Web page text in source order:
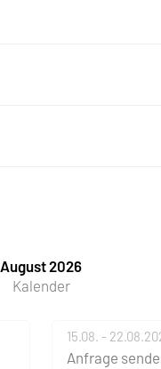
August 2026
Kalender
15.08. -
Anfrage